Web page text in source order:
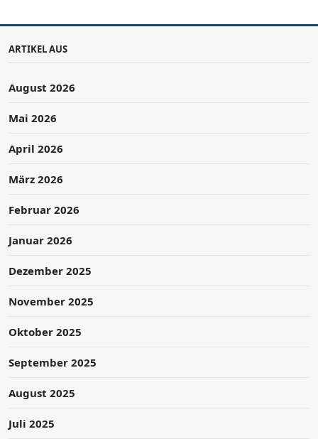
ARTIKEL AUS
August 2026
Mai 2026
April 2026
März 2026
Februar 2026
Januar 2026
Dezember 2025
November 2025
Oktober 2025
September 2025
August 2025
Juli 2025